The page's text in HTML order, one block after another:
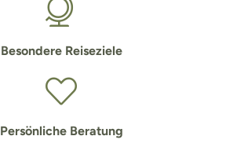
Besondere Reiseziele
Persönliche Beratung